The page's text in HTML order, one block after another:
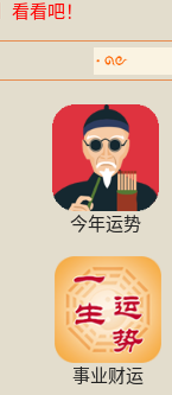
看吧！
今年运势
事业财运